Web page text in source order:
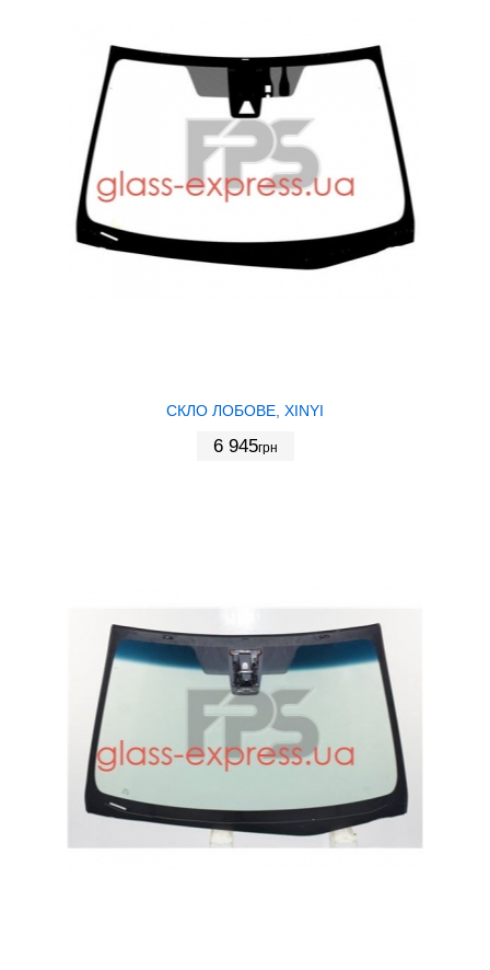
СКЛО ЛОБОВЕ, XINYI
6 945грн